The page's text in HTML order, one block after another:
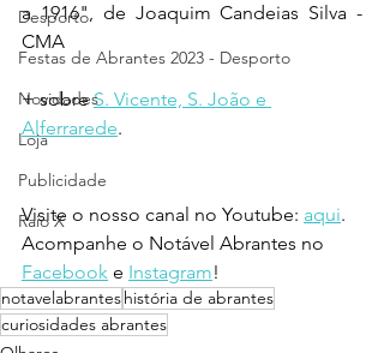
Desporto
Festas de Abrantes 2023 - Desporto
Novidades
Loja
Publicidade
Raio X
a 1916", de Joaquim Candeias Silva -
CMA
+ sobre S. Vicente, S. João e
Alferrarede.
Visite o nosso canal no Youtube: aqui.
Acompanhe o Notável Abrantes no
Facebook e Instagram!
notavelabranteshistória de abrantes
curiosidades abrantes